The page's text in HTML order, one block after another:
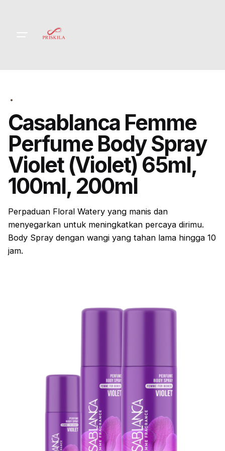
Casablanca Femme
Perfume Body Spray
Violet (Violet) 65ml,
100ml, 200ml
Perpaduan Floral Watery yang manis dan
menyegarkan untuk meningkatkan percaya dirimu.
Body Spray dengan wangi yang tahan lama hingga 10
jam.